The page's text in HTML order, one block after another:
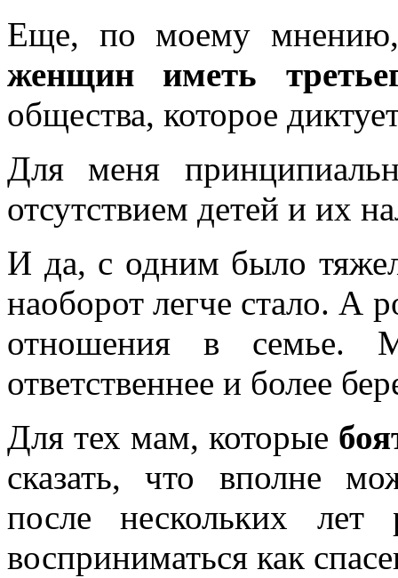
Еще, по моему
женщин иметь
общества, которое
Для меня
отсутствием детей и их
И да, с одним было
наоборот легче стало. А
отношения в семье.
ответственнее и более
Для тех мам, которые
сказать, что вполне
после нескольких лет
восприниматься как